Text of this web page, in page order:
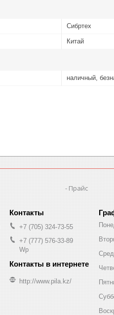
Сибртех
Китай
наличный,
Прайс
+7 (705) 324-73-55
+7 (777) 576-33-89
Wp
http://www.pila.kz/